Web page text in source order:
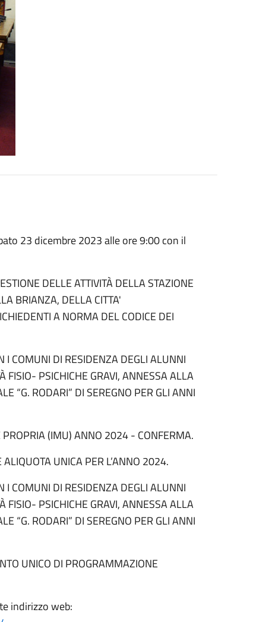
23 dicembre 2023 alle ore 9:00 con il
DELLE ATTIVITÀ DELLA STAZIONE
BRIANZA, DELLA CITTA'
A NORMA DEL CODICE DEI
I COMUNI DI RESIDENZA DEGLI ALUNNI
FISIO- PSICHICHE GRAVI, ANNESSA ALLA
“G. RODARI” DI SEREGNO PER GLI ANNI
PROPRIA (IMU) ANNO 2024 - CONFERMA.
UNICA PER L’ANNO 2024.
I COMUNI DI RESIDENZA DEGLI ALUNNI
FISIO- PSICHICHE GRAVI, ANNESSA ALLA
“G. RODARI” DI SEREGNO PER GLI ANNI
UNICO DI PROGRAMMAZIONE
indirizzo web: